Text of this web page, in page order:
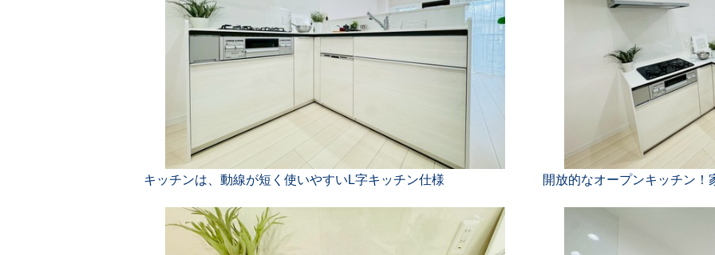
キッチンは、動線が短く使いやすいL字キッチン仕様 開放的なオープンキッチン